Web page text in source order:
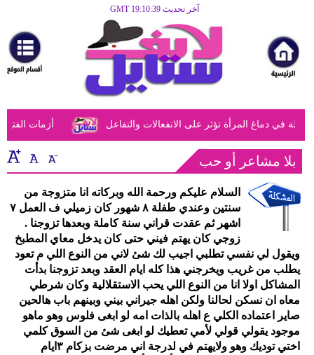
آخر تحديث GMT 19:10:39
مرأة
أزياء
أزياء
إسلامية
فن
ديكور
صحة
سياحة
وسفر
أبراج
فيديو
أزمات دماغ المرأة تؤثر على الانفعالات والتفاعل
بلا مشاعر أو حب
السلام عليكم ورحمة الله وبركاته انا متزوجة من
سنتين وعندي طفلة ٨ شهور كان زميلي ف العمل ٧
اشهر ثم عقدت قراني سنة كاملة وبعدها تزوجنا .
زوجي كان يهتم فيني حتى كان يدخل معاي المطبخ
ويقول لي نفسي تطلبي اجيب لك شئ لاني من النوع اللي م تعود
يطلب من غريب ويخرجني هذا كله ايام العقد وبعد تزوجنا بدأت
المشاكل اولا انا من النوع اللي يحب الاستقلالية وكان شرطي
معاه ان نسكن لحالنا ولكن اهله جيراني بيني وبينهم باب هالحين
صاير اعتماده الكلي ع اهله بالذات امه لو ابغى فلوس وهو ماهو
موجود يقولي قولي لأمي تعطيك لو ابغى شئ من السوق كلمي
اختي توديك وهو ولايهتم في لدرجة اني مرضت بزكام ٣ايام